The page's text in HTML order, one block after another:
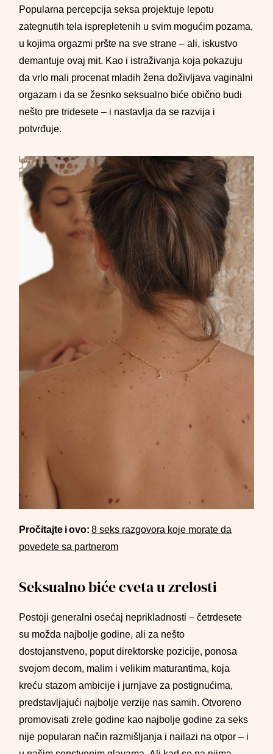
Popularna percepcija seksa projektuje lepotu
zategnutih tela isprepletenih u svim mogućim pozama,
u kojima orgazmi pršte na sve strane – ali, iskustvo
demantuje ovaj mit. Kao i istraživanja koja pokazuju
da vrlo mali procenat mladih žena doživljava vaginalni
orgazam i da se žesnko seksualno biće obično budi
nešto pre tridesete – i nastavlja da se razvija i
potvrđuje.
Pročitajte i ovo:8 seks razgovora koje morate da
povedete sa partnerom
Seksualno biće cveta u zrelosti
Postoji generalni osećaj neprikladnosti – četrdesete
su možda najbolje godine, ali za nešto
dostojanstveno, poput direktorske pozicije, ponosa
svojom decom, malim i velikim maturantima, koja
kreću stazom ambicije i jurnjave za postignućima,
predstavljajući najbolje verzije nas samih. Otvoreno
promovisati zrele godine kao najbolje godine za seks
nije popularan način razmišljanja i nailazi na otpor – i